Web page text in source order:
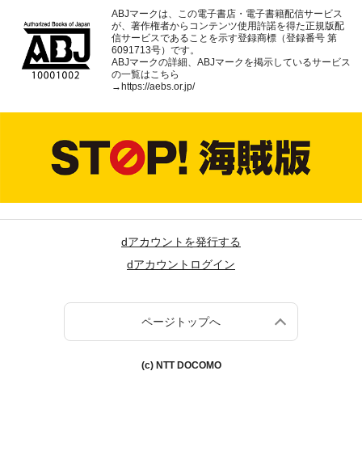
ABJマークは、この電子書店・電子書籍配信サービス
が、著作権者からコンテンツ使用許諾を得た正規版配
信サービスであることを示す登録商標（登録番号 第
6091713号）です。
ABJマークの詳細、ABJマークを掲示しているサービス
の一覧はこちら
→ https://aebs.or.jp/
dアカウントを発行する
dアカウントログイン
ページトップへ
(c) NTT DOCOMO